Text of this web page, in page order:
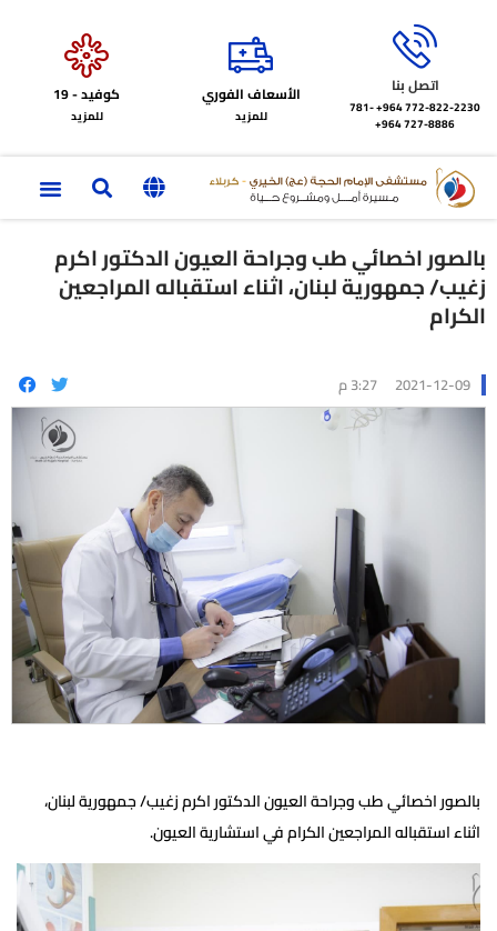
اتصل بنا
772-822-2230‏ 964+
781-
727-8886 964+
الأسعاف الفوري
للمزيد
كوفيد - 19
للمزيد
بالصور اخصائي طب وجراحة العيون الدكتور اكرم
زغيب/ جمهورية لبنان، اثناء استقباله المراجعين
الكرام
2021-12-09 3:27 م
بالصور اخصائي طب وجراحة العيون الدكتور اكرم زغيب/ جمهورية لبنان،
اثناء استقباله المراجعين الكرام في استشارية العيون.